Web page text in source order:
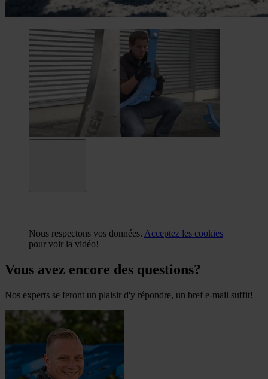
Nous respectons vos données. Acceptez les cookies
pour voir la vidéo!
Vous avez encore des questions?
Nos experts se feront un plaisir d'y répondre, un bref e-mail suffit!